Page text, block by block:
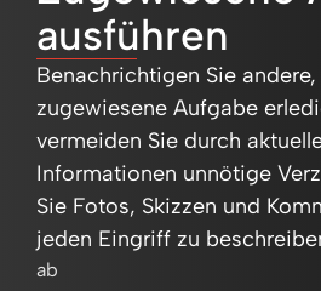
ausführen
Benachrichtigen Sie
zugewiesene Aufgabe
vermeiden Sie durch
Informationen unnötige
Sie Fotos, Skizzen und
jeden Eingriff zu
ab